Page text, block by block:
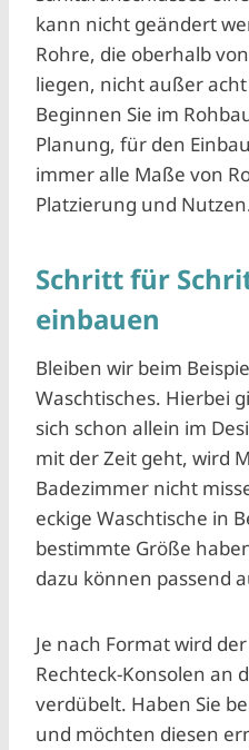
kann nicht geändert
Rohre, die oberhalb
liegen, nicht außer
Beginnen Sie im
Planung, für den
immer alle Maße von
Platzierung und
Schritt für
einbauen
Bleiben wir beim
Waschtisches. Hierbei
sich schon allein im
mit der Zeit geht, wird
Badezimmer nicht
eckige Waschtische in
bestimmte Größe
dazu können passend
Je nach Format wird
Rechteck-Konsolen an
verdübelt. Haben Sie
und möchten diesen